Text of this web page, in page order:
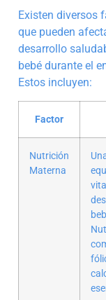
Existen diversos
que pueden
desarrollo
bebé durante el
Estos incluyen:
Factor
Nutrición
Materna